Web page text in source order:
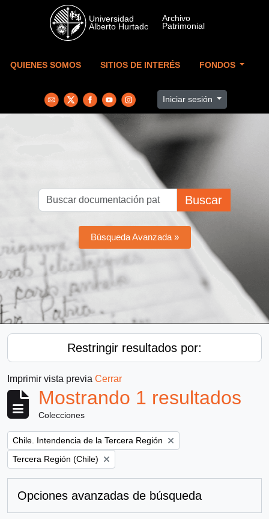
Skip to main content
QUIENES SOMOS SITIOS DE INTERÉS FONDOS
Iniciar sesión
Buscar
Búsqueda Avanzada »
Restringir resultados por:
Imprimir vista previa Cerrar
Mostrando 1 resultados
Colecciones
Remove filter:
Chile. Intendencia de la Tercera Región
Remove filter:
Tercera Región (Chile)
Opciones avanzadas de búsqueda